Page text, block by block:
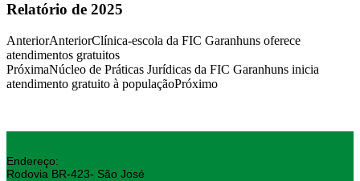
Relatório de 2025
AnteriorAnteriorClínica-escola da FIC Garanhuns oferece
atendimentos gratuitos
PróximaNúcleo de Práticas Jurídicas da FIC Garanhuns inicia
atendimento gratuito à populaçãoPróximo
Endereço:
Rodovia BR-423- São José